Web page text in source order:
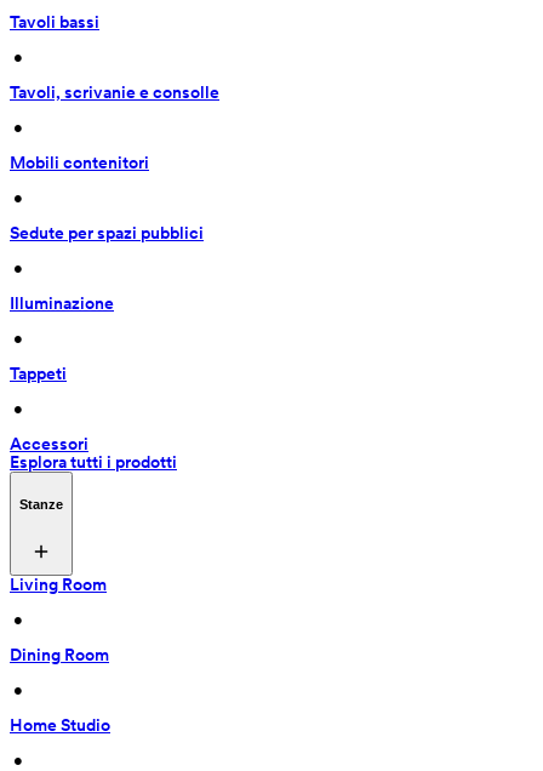
Tavoli bassi
•
Tavoli, scrivanie e consolle
•
Mobili contenitori
•
Sedute per spazi pubblici
•
Illuminazione
•
Tappeti
•
Accessori
Esplora tutti i prodotti
Stanze
Living Room
•
Dining Room
•
Home Studio
•